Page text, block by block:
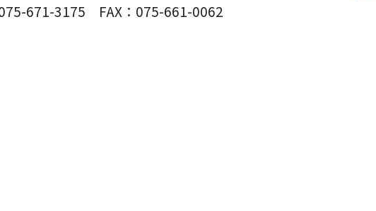
671-3175 FAX：075-661-0062